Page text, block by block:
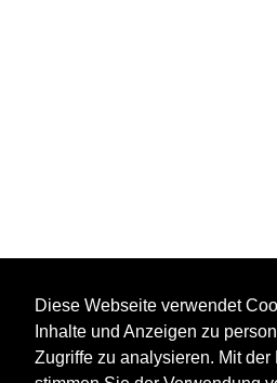
Diese Webseite verwendet
Inhalte und Anzeigen zu
Zugriffe zu analysieren. Mit der